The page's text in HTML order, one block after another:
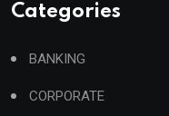
Categories
BANKING
CORPORATE